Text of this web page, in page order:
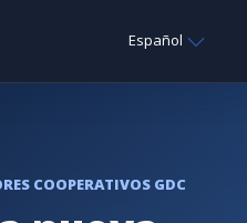
Español
COOPERATIVOS GDC